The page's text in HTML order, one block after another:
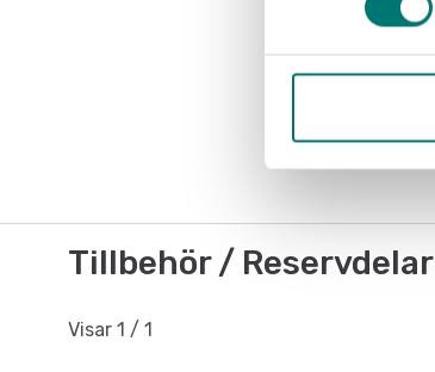
Tillbehör / Reservdelar
Visar 1 / 1